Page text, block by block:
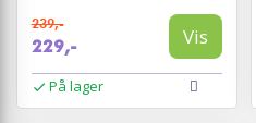
239,-
229,- Vis
På lager